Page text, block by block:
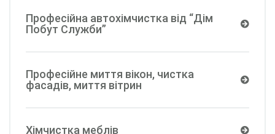
Професійна автохімчистка від “Дім
Побут Служби”
Професійне миття вікон, чистка
фасадів, миття вітрин
Хімчистка меблів